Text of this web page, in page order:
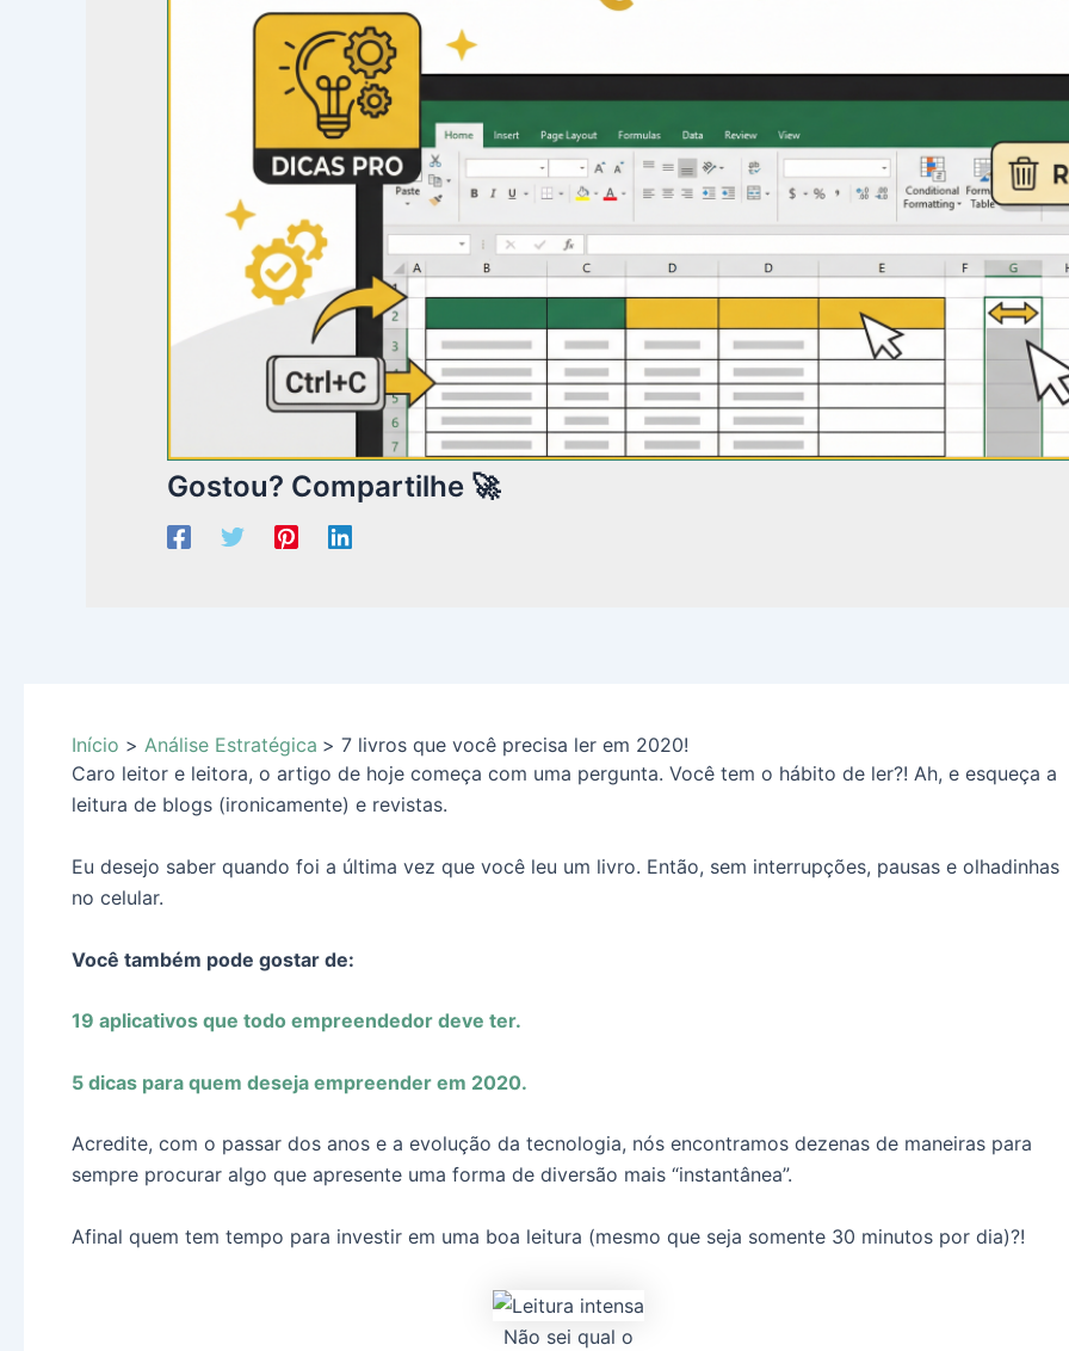
Gostou? Compartilhe 🚀
Início Análise Estratégica
7 livros que você precisa ler em 2020!
Caro leitor e leitora, o artigo de hoje começa com uma pergunta. Você tem o hábito de ler?! Ah, e esqueça a
leitura de blogs (ironicamente) e revistas.
Eu desejo saber quando foi a última vez que você leu um livro. Então, sem interrupções, pausas e olhadinhas
no celular.
Você também pode gostar de:
19 aplicativos que todo empreendedor deve ter.
5 dicas para quem deseja empreender em 2020.
Acredite, com o passar dos anos e a evolução da tecnologia, nós encontramos dezenas de maneiras para
sempre procurar algo que apresente uma forma de diversão mais “instantânea”.
Afinal quem tem tempo para investir em uma boa leitura (mesmo que seja somente 30 minutos por dia)?!
Não sei qual o